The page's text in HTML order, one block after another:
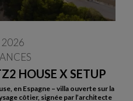
HOUSE X SETUP
en Espagne – villa ouverte sur la
côtier, signée par l’architecte